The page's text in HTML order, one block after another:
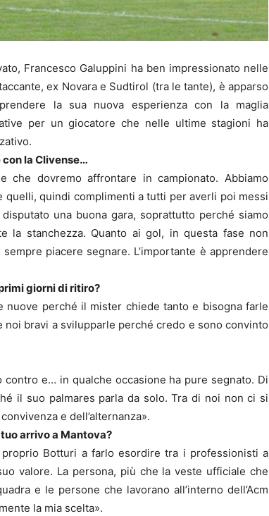
Francesco Galuppini ha ben impressionato nelle
ex Novara e Sudtirol (tra le tante), è apparso
la sua nuova esperienza con la maglia
per un giocatore che nelle ultime stagioni ha
la Clivense…
che dovremo affrontare in campionato. Abbiamo
quindi complimenti a tutti per averli poi messi
una buona gara, soprattutto perché siamo
la stanchezza. Quanto ai gol, in questa fase non
piacere segnare. L’importante è apprendere
giorni di ritiro?
nuove perché il mister chiede tanto e bisogna farle
bravi a svilupparle perché credo e sono convinto
e… in qualche occasione ha pure segnato. Di
il suo palmares parla da solo. Tra di noi non ci si
e dell’alternanza».
arrivo a Mantova?
Botturi a farlo esordire tra i professionisti a
valore. La persona, più che la veste ufficiale che
e le persone che lavorano all’interno dell’Acm
la mia scelta».